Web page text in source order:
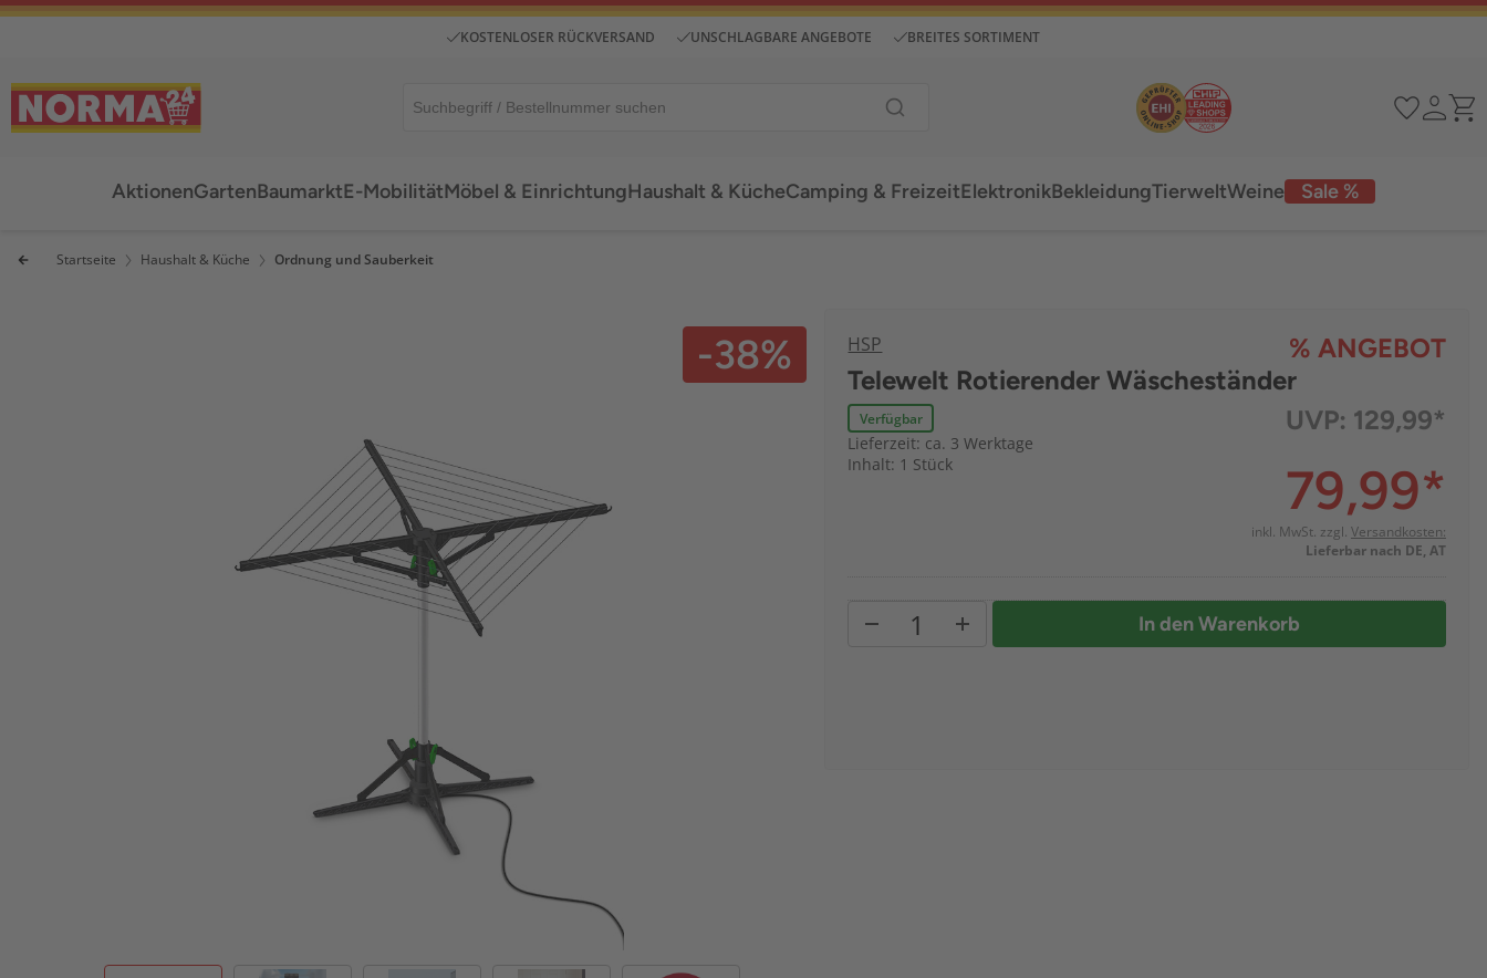
KOSTENLOSER RÜCKVERSAND UNSCHLAGBARE ANGEBOTE BREITES SORTIMENT
AktionenGartenBaumarktE-MobilitätMöbel & EinrichtungHaushalt & KücheCamping & Freizeit Sale %
ElektronikBekleidungTierweltWeine
Startseite Haushalt & Küche Ordnung und Sauberkeit
-38% HSP
% ANGEBOT
Telewelt Rotierender Wäscheständer
Verfügbar
Lieferzeit: ca. 3 Werktage
Inhalt: 1 Stück
UVP: 129,99*
79,99*
inkl. MwSt. zzgl. Versandkosten:
Lieferbar nach DE, AT
In den Warenkorb